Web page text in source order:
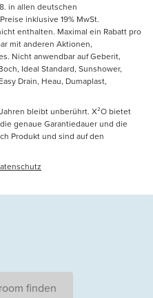
in allen deutschen
inklusive 19% MwSt.
enthalten. Maximal ein Rabatt pro
mit anderen Aktionen,
Nicht anwendbar auf Geberit,
Ideal Standard, Sunshower,
Drain, Heau, Dumaplast,
bleibt unberührt. X²O bietet
genaue Garantiedauer und die
Produkt und sind auf den
finden